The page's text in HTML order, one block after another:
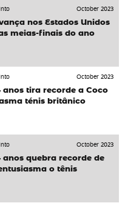
October 2023
nos Estados Unidos
meias-finais do ano
October 2023
anos tira recorde a Coco
ténis britânico
October 2023
anos quebra recorde de
o tênis